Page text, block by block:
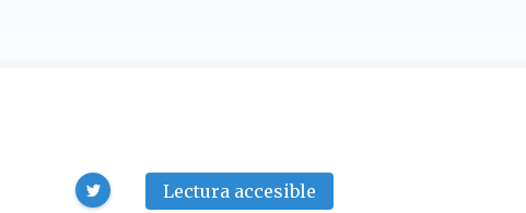
Lectura accesible
Compartir